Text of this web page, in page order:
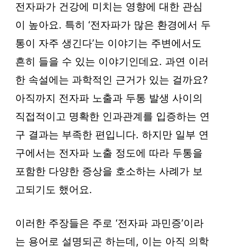
전자파가 건강에 미치는 영향에 대한 관심
이 높아요. 특히 ‘전자파가 많은 환경에서 두
통이 자주 생긴다’는 이야기는 주변에서도
흔히 들을 수 있는 이야기인데요. 과연 이러
한 속설에는 과학적인 근거가 있는 걸까요?
아직까지 전자파 노출과 두통 발생 사이의
직접적이고 명확한 인과관계를 입증하는 연
구 결과는 부족한 편입니다. 하지만 일부 연
구에서는 전자파 노출 정도에 따라 두통을
포함한 다양한 증상을 호소하는 사례가 보
고되기도 했어요.
이러한 주장들은 주로 ‘전자파 과민증’이라
는 용어로 설명되곤 하는데, 이는 아직 의학